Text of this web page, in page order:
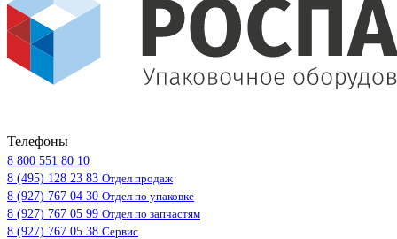
Телефоны
8 800 551 80 10
8 (495) 128 23 83 Отдел продаж
8 (927) 767 04 30 Отдел по упаковке
8 (927) 767 05 99 Отдел по запчастям
8 (927) 767 05 38 Сервис